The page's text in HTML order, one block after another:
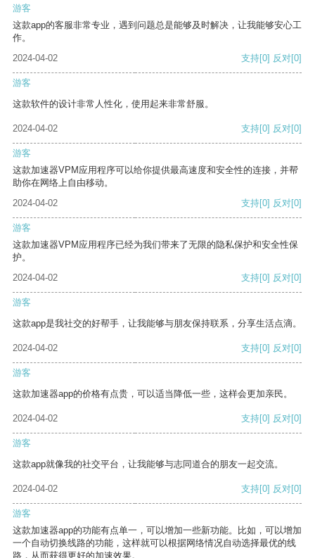
游客
这款app的客服非常专业，遇到问题总是能够及时解决，让我能够安心工
作。
2024-04-02
支持[0] 反对[0]
游客
这款软件的设计非常人性化，使用起来非常舒服。
2024-04-02 支持[0] 反对[0]
游客
这款加速器VPM应用程序可以给你提供最高速度和安全性的连接，并帮
助你在网络上自由移动。
2024-04-02
支持[0] 反对[0]
游客
这款加速器VPM应用程序已经为我们带来了无限的隐私保护和安全性保
护。
2024-04-02
支持[0] 反对[0]
游客
这款app是我社交的好帮手，让我能够与朋友保持联系，分享生活点滴。
2024-04-02 支持[0] 反对[0]
游客
这款加速器app的价格有点贵，可以适当降低一些，这样会更加亲民。
2024-04-02 支持[0] 反对[0]
游客
这款app就像我的社交平台，让我能够与志同道合的朋友一起交流。
2024-04-02 支持[0] 反对[0]
游客
这款加速器app的功能有点单一，可以增加一些新功能。比如，可以增加
一个自动切换线路的功能，这样就可以根据网络情况自动选择最优的线
路，从而获得更好的加速效果。